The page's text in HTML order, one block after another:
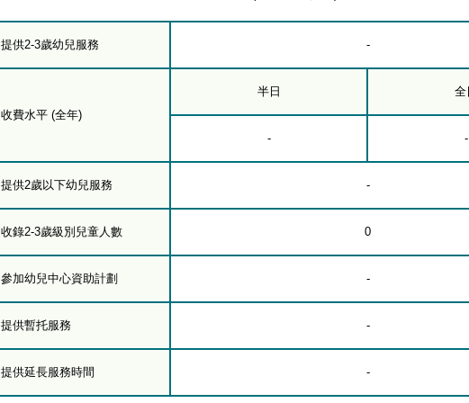
提供2-3歲幼兒服務 -
收費水平 (全年)
半日 全
- -
提供2歲以下幼兒服務 -
收錄2-3歲級別兒童人數 0
參加幼兒中心資助計劃 -
提供暫托服務 -
提供延長服務時間 -